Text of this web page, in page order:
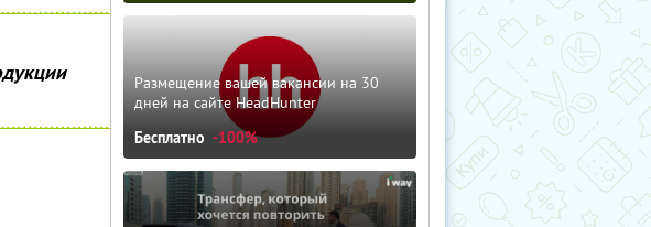
Размещение вашей вакансии на 30
дней на сайте HeadHunter
Бесплатно -100%